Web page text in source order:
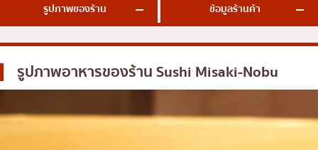
ปลาไหลย่าง
ข้าวปั้นญี่ปุ่น
ปู
โอโคโนมิยากิ/เทปปันยากิ
ด้ง (ข้าวหน้าต่างๆ)
พระโขนง
เพลินจิต
ชิดลม
บางนา
นานา
รูปภาพของร้าน ข้อมูลร้านค้า
รูปภาพอาหารของร้านSushi Misaki-Nobu